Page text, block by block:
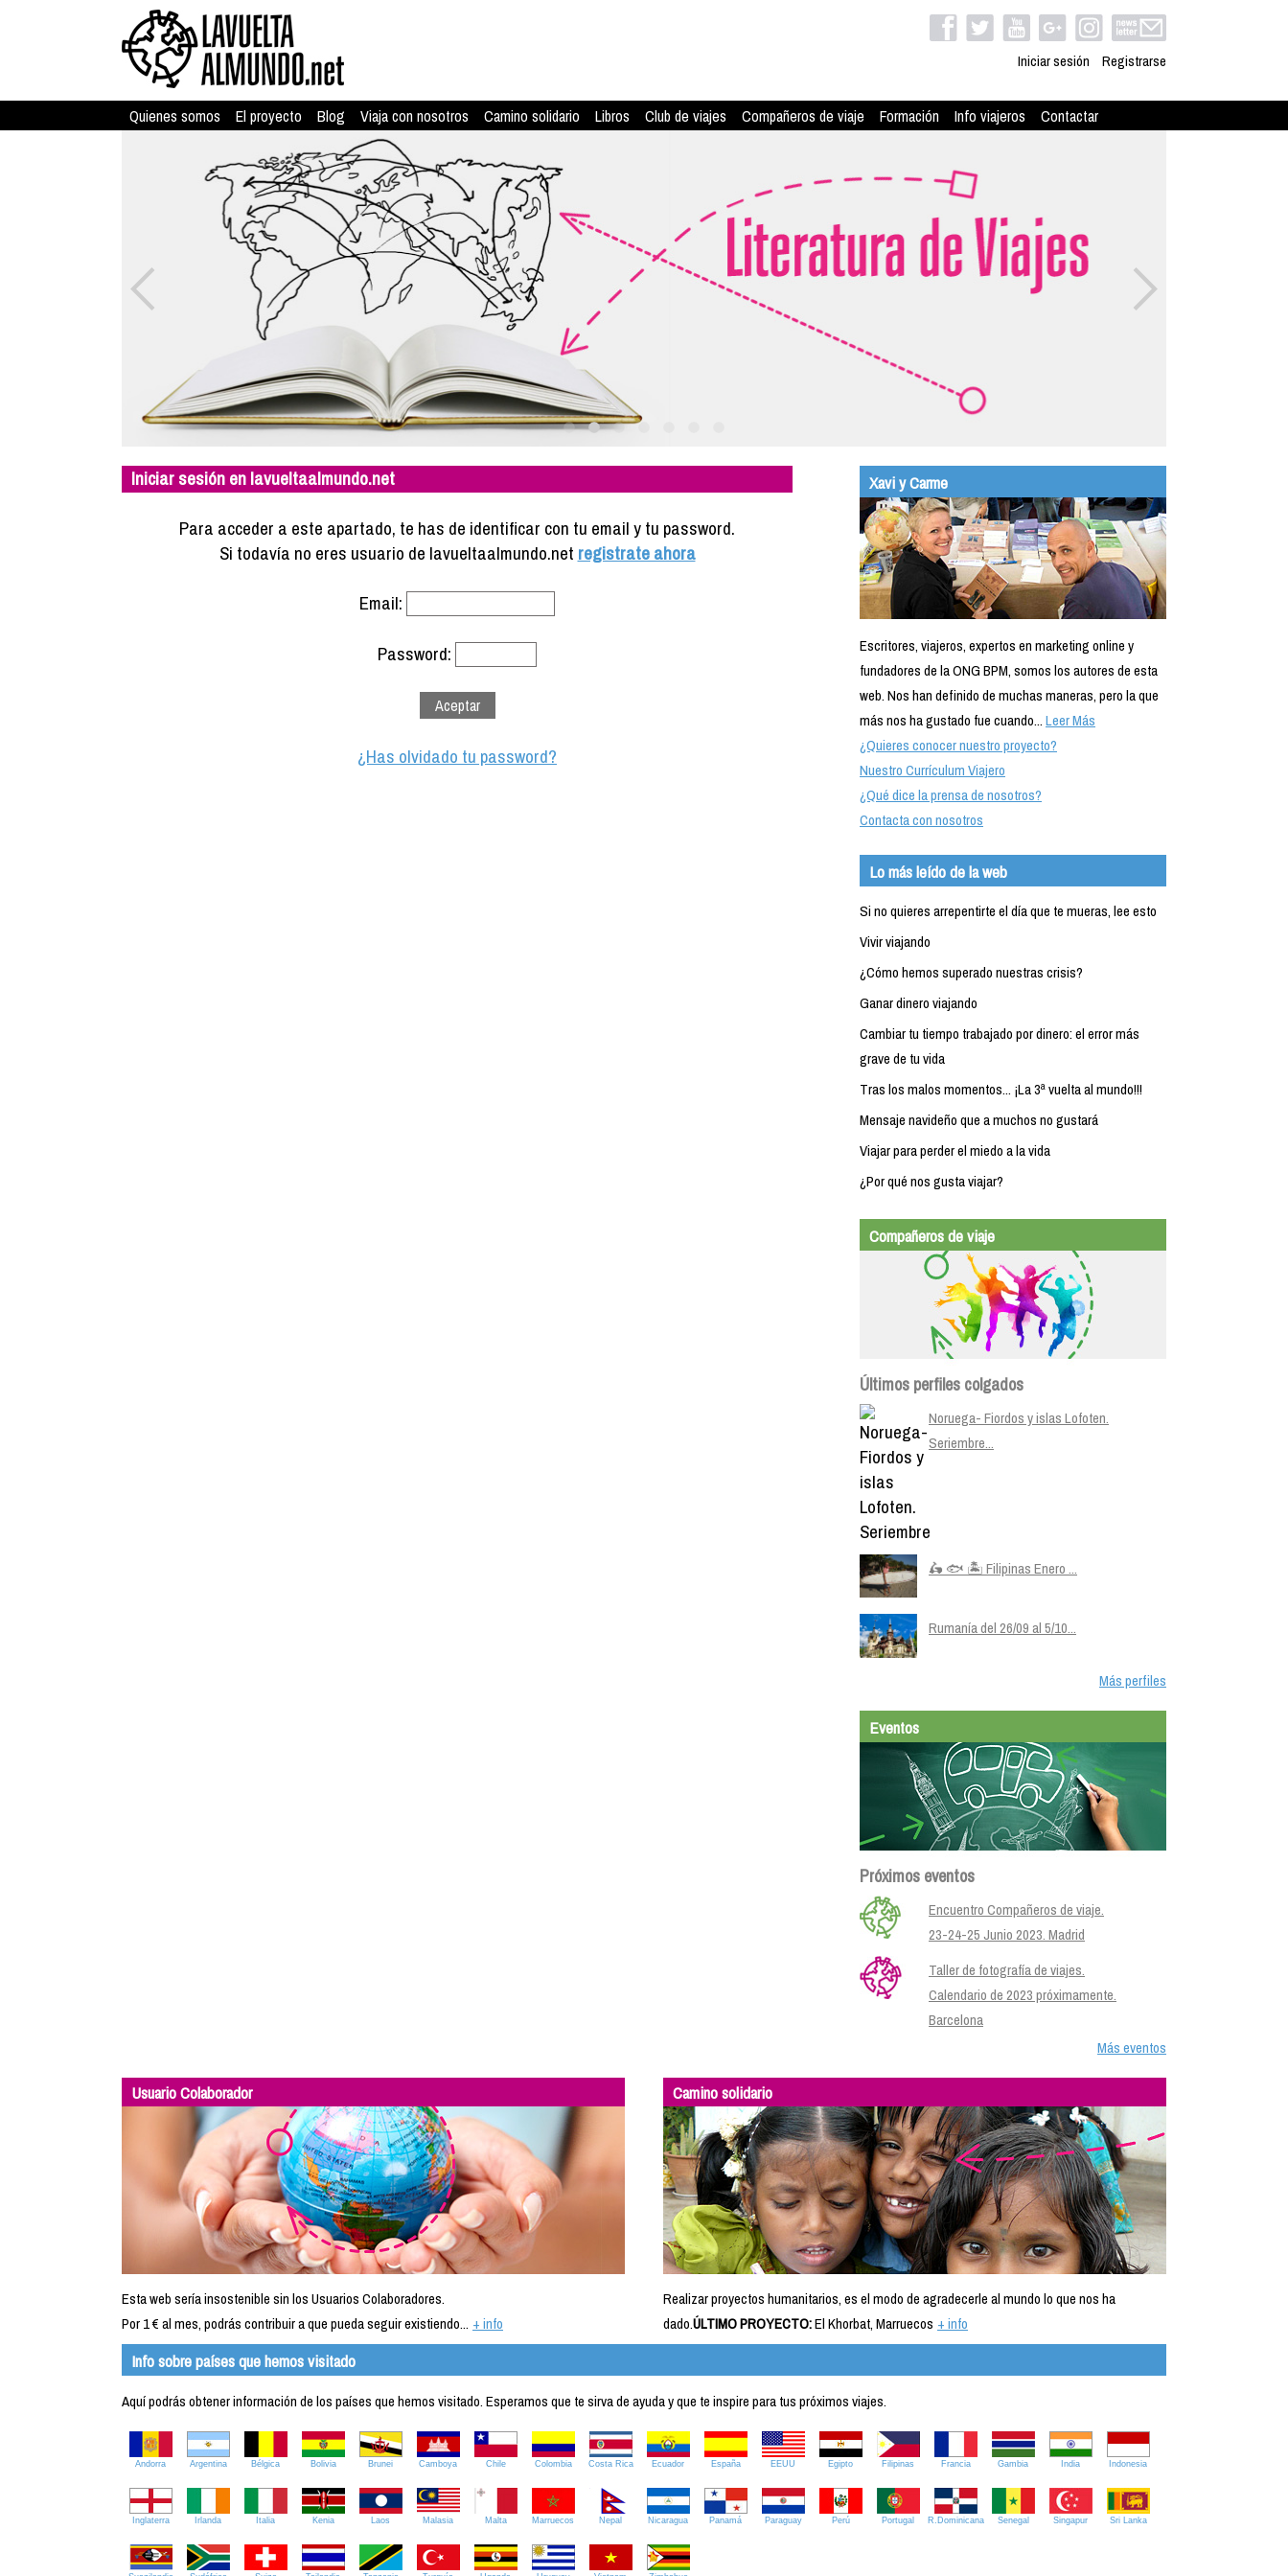
Iniciar sesión Registrarse
Quienes somos El proyecto Blog Viaja con nosotros Camino solidario Libros Club de viajes Compañeros de viaje Formación Info viajeros Contactar
Iniciar sesión en lavueltaalmundo.net
Para acceder a este apartado, te has de identificar con tu email y tu password.
Si todavía no eres usuario de lavueltaalmundo.net registrate ahora
Email:
Password:
¿Has olvidado tu password?
Xavi y Carme
Escritores, viajeros, expertos en marketing online y
fundadores de la ONG BPM, somos los autores de esta
web. Nos han definido de muchas maneras, pero la que
más nos ha gustado fue cuando...Leer Más
¿Quieres conocer nuestro proyecto?
Nuestro Currículum Viajero
¿Qué dice la prensa de nosotros?
Contacta con nosotros
Lo más leído de la web
Si no quieres arrepentirte el día que te mueras, lee esto
Vivir viajando
¿Cómo hemos superado nuestras crisis?
Ganar dinero viajando
Cambiar tu tiempo trabajado por dinero: el error más
grave de tu vida
Tras los malos momentos... ¡La 3ª vuelta al mundo!!!
Mensaje navideño que a muchos no gustará
Viajar para perder el miedo a la vida
¿Por qué nos gusta viajar?
Compañeros de viaje
Últimos perfiles colgados
Noruega- Fiordos y islas Lofoten.
Seriembre...
🛵 🐟 🏝️ Filipinas Enero ...
Rumanía del 26/09 al 5/10...
Más perfiles
Eventos
Próximos eventos
Encuentro Compañeros de viaje.
23-24-25 Junio 2023. Madrid
Taller de fotografía de viajes.
Calendario de 2023 próximamente.
Barcelona
Más eventos
Usuario Colaborador
Esta web sería insostenible sin los Usuarios Colaboradores.
Por 1 € al mes, podrás contribuir a que pueda seguir existiendo... + info
Camino solidario
Realizar proyectos humanitarios, es el modo de agradecerle al mundo lo que nos ha
dado.ÚLTIMO PROYECTO:El Khorbat, Marruecos + info
Info sobre países que hemos visitado
Aquí podrás obtener información de los países que hemos visitado. Esperamos que te sirva de ayuda y que te inspire para tus próximos viajes.
Andorra Argentina Bélgica Bolivia Brunei Camboya Chile Colombia Costa Rica Ecuador España EEUU Egipto Filipinas Francia Gambia India Indonesia
Inglaterra Irlanda Italia Kenia Laos Malasia Malta Marruecos Nepal Nicaragua Panamá Paraguay Perú Portugal R.Dominicana Senegal Singapur Sri Lanka